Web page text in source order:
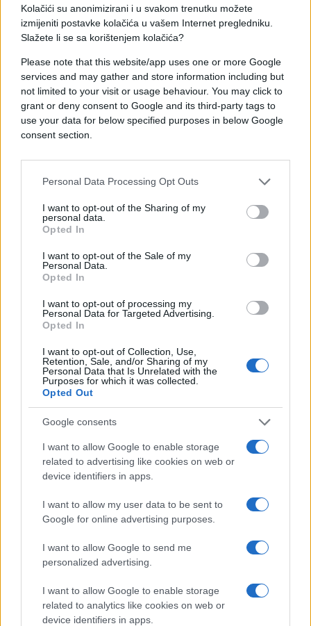
Kolačići su anonimizirani i u svakom trenutku možete
izmijeniti postavke kolačića u vašem Internet pregledniku.
Slažete li se sa korištenjem kolačića?
Please note that this website/app uses one or more Google
services and may gather and store information including but
not limited to your visit or usage behaviour. You may click to
grant or deny consent to Google and its third-party tags to
use your data for below specified purposes in below Google
consent section.
Personal Data Processing Opt Outs
I want to opt-out of the Sharing of my
personal data.
Opted In
I want to opt-out of the Sale of my
Personal Data.
Opted In
I want to opt-out of processing my
Personal Data for Targeted Advertising.
Opted In
I want to opt-out of Collection, Use,
Retention, Sale, and/or Sharing of my
Personal Data that Is Unrelated with the
Purposes for which it was collected.
Opted Out
Google consents
I want to allow Google to enable storage
related to advertising like cookies on web or
device identifiers in apps.
I want to allow my user data to be sent to
Google for online advertising purposes.
I want to allow Google to send me
personalized advertising.
I want to allow Google to enable storage
related to analytics like cookies on web or
device identifiers in apps.
Za Šerakom se intenzivno tragalo i 2018. godine
nakon njegovog bijega iz Kazneno-popravnog
Uhapšen je nakon više od mjesec dana skrivanja, i
to u sarajevskom kafiću u Kranjčevićevoj ulici,
nakon dojave građana.
Prema tadašnjim navodima medija, prilikom
hapšenja pokušao je prikriti identitet, ali su ga
policijski službenici prepoznali po tetovaži na ruci.
Posljednja presuda 2023. godine
Općinski sud u Sarajevu ga je u aprilu 2023. godine
prvostepeno osudio na godinu zatvora zbog
protivpravnog lišenja slobode osobe inicijala A.G. i
nanošenja lakših tjelesnih povreda.
Na slobodu je izašao u oktobru prošle godine.
#Adnan Šerak